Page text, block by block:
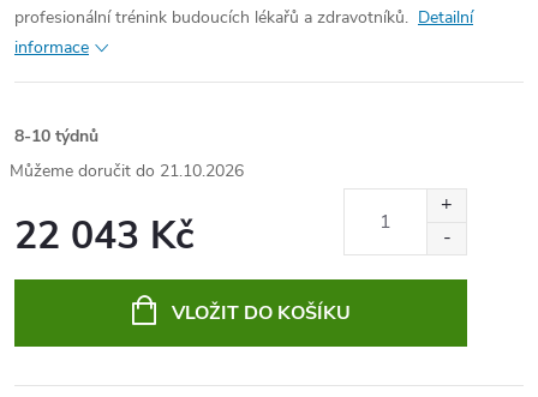
profesionální trénink budoucích lékařů a zdravotníků. Detailní
informace
8-10 týdnů
21.10.2026
22 043 Kč
VLOŽIT DO KOŠÍKU